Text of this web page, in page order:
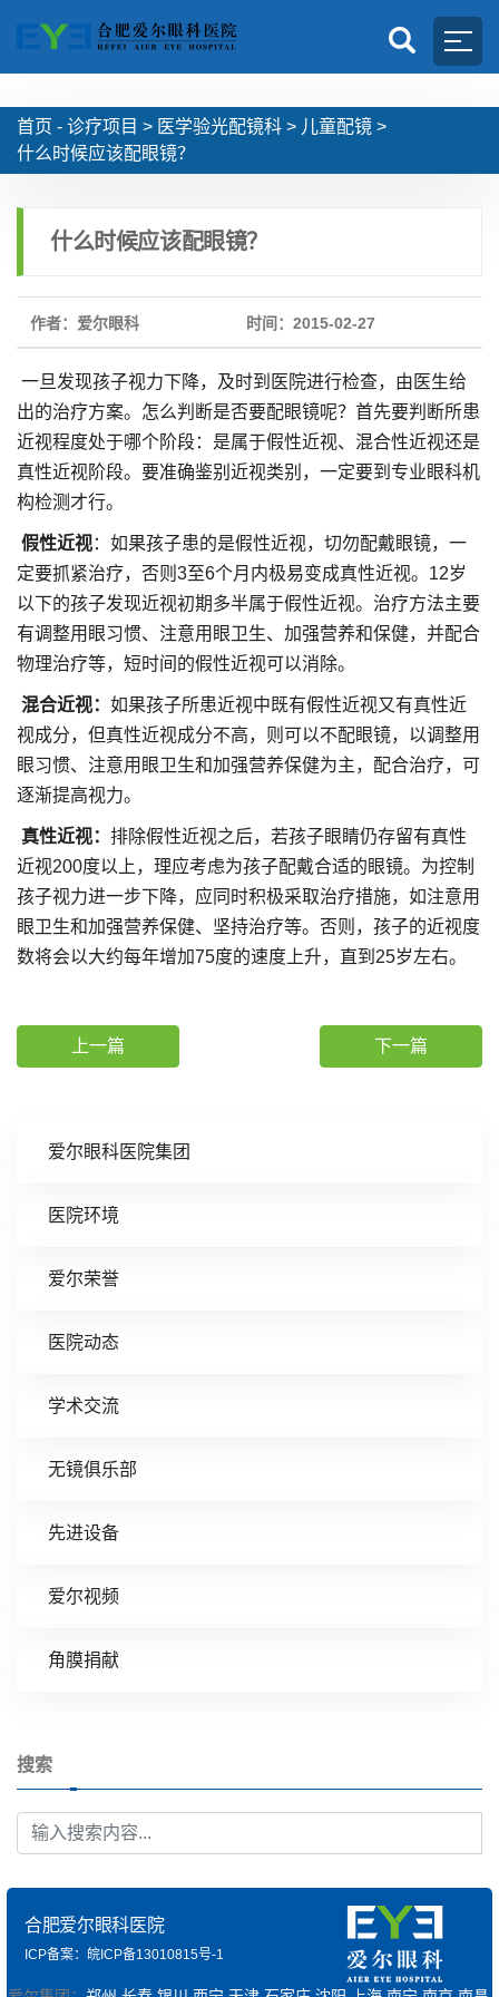
首页 - 诊疗项目 > 医学验光配镜科 > 儿童配镜 >
什么时候应该配眼镜？
爱尔眼科医院集团
医院环境
爱尔荣誉
医院动态
学术交流
无镜俱乐部
先进设备
爱尔视频
角膜捐献
搜索
什么时候应该配眼镜？
作者：爱尔眼科 时间：2015-02-27
一旦发现孩子视力下降，及时到医院进行检查，由医生给
出的治疗方案。怎么判断是否要配眼镜呢？首先要判断所患
近视程度处于哪个阶段：是属于假性近视、混合性近视还是
真性近视阶段。要准确鉴别近视类别，一定要到专业眼科机
构检测才行。
假性近视：如果孩子患的是假性近视，切勿配戴眼镜，一
定要抓紧治疗，否则3至6个月内极易变成真性近视。12岁
以下的孩子发现近视初期多半属于假性近视。治疗方法主要
有调整用眼习惯、注意用眼卫生、加强营养和保健，并配合
物理治疗等，短时间的假性近视可以消除。
混合近视： 如果孩子所患近视中既有假性近视又有真性近
视成分，但真性近视成分不高，则可以不配眼镜，以调整用
眼习惯、注意用眼卫生和加强营养保健为主，配合治疗，可
逐渐提高视力。
真性近视： 排除假性近视之后，若孩子眼睛仍存留有真性
近视200度以上，理应考虑为孩子配戴合适的眼镜。为控制
孩子视力进一步下降，应同时积极采取治疗措施，如注意用
眼卫生和加强营养保健、坚持治疗等。否则，孩子的近视度
数将会以大约每年增加75度的速度上升，直到25岁左右。
上一篇 下一篇
合肥爱尔眼科医院
ICP备案：皖ICP备13010815号-1